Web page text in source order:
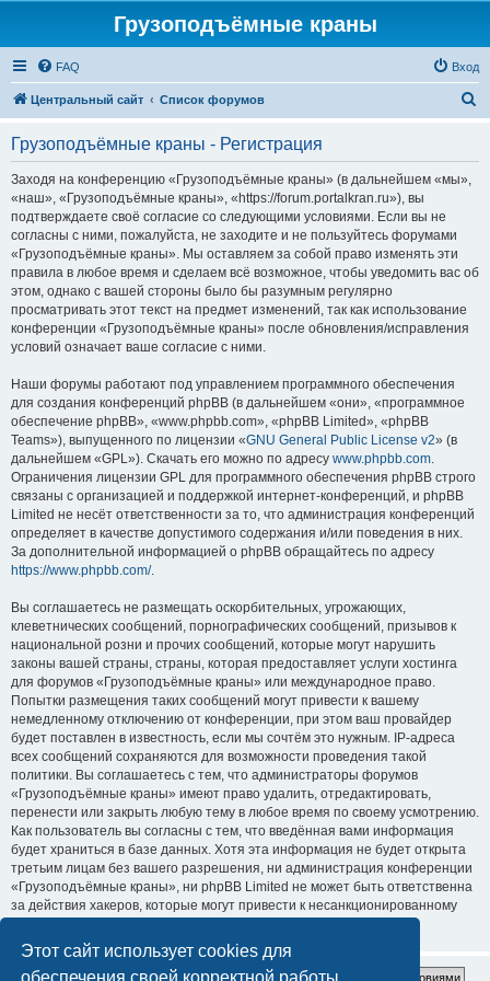
Этот сайт использует cookies для
обеспечения своей корректной работы.
Грузоподъёмные краны
FAQ Вход
Центральный сайт Список форумов
Грузоподъёмные краны - Регистрация
Заходя на конференцию «Грузоподъёмные краны» (в дальнейшем «мы»,
«наш», «Грузоподъёмные краны», «https://forum.portalkran.ru»), вы
подтверждаете своё согласие со следующими условиями. Если вы не
согласны с ними, пожалуйста, не заходите и не пользуйтесь форумами
«Грузоподъёмные краны». Мы оставляем за собой право изменять эти
правила в любое время и сделаем всё возможное, чтобы уведомить вас об
этом, однако с вашей стороны было бы разумным регулярно
просматривать этот текст на предмет изменений, так как использование
конференции «Грузоподъёмные краны» после обновления/исправления
условий означает ваше согласие с ними.
Наши форумы работают под управлением программного обеспечения
для создания конференций phpBB (в дальнейшем «они», «программное
обеспечение phpBB», «www.phpbb.com», «phpBB Limited», «phpBB
Teams»), выпущенного по лицензии «GNU General Public License v2» (в
дальнейшем «GPL»). Скачать его можно по адресу www.phpbb.com.
Ограничения лицензии GPL для программного обеспечения phpBB строго
связаны с организацией и поддержкой интернет-конференций, и phpBB
Limited не несёт ответственности за то, что администрация конференций
определяет в качестве допустимого содержания и/или поведения в них.
За дополнительной информацией о phpBB обращайтесь по адресу
https://www.phpbb.com/.
Вы соглашаетесь не размещать оскорбительных, угрожающих,
клеветнических сообщений, порнографических сообщений, призывов к
национальной розни и прочих сообщений, которые могут нарушить
законы вашей страны, страны, которая предоставляет услуги хостинга
для форумов «Грузоподъёмные краны» или международное право.
Попытки размещения таких сообщений могут привести к вашему
немедленному отключению от конференции, при этом ваш провайдер
будет поставлен в известность, если мы сочтём это нужным. IP-адреса
всех сообщений сохраняются для возможности проведения такой
политики. Вы соглашаетесь с тем, что администраторы форумов
«Грузоподъёмные краны» имеют право удалить, отредактировать,
перенести или закрыть любую тему в любое время по своему усмотрению.
Как пользователь вы согласны с тем, что введённая вами информация
будет храниться в базе данных. Хотя эта информация не будет открыта
третьим лицам без вашего разрешения, ни администрация конференции
«Грузоподъёмные краны», ни phpBB Limited не может быть ответственна
за действия хакеров, которые могут привести к несанкционированному